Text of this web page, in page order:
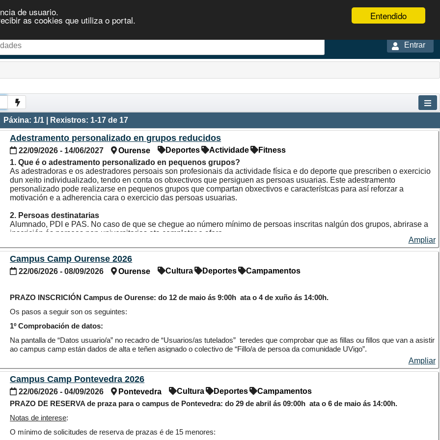
Entendido
de usuario.
as cookies que utiliza o portal.
Entrar
Páxina: 1/1 | Rexistros: 1-17 de 17
Adestramento personalizado en grupos reducidos
22/09/2026 - 14/06/2027 Ourense Deportes Actividade
Fitness
1. Que é o adestramento personalizado en pequenos grupos?
As adestradoras e os adestradores persoais son profesionais da actividade física e do deporte que prescriben o exercicio
dun xeito individualizado, tendo en conta os obxectivos que persiguen as persoas usuarias. Este adestramento
personalizado pode realizarse en pequenos grupos que compartan obxectivos e característcas para así reforzar a
motivación e a adherencia cara o exercicio das persoas usuarias.
2. Persoas destinatarias
Alumnado, PDI e PAS. No caso de que se chegue ao número mínimo de persoas inscritas nalgún dos grupos, abrirase a
inscrición ás persoas non universitarias ata completar o aforo.
3. Duración do programa
Dende o 16 de setembro ata o 27 de xuño, incluíndo dúas sesións semanais de exercicio físico en pequenos grupos con
monitor (cun máximo 5 persoas en cada franxa horaria) e unha terceira sesión a maiores os venres (CLASE DE GRUPO
TIPO CORE, GAP...)
4. Obxectivos principais
Crear hábitos saudables, mellorar a condición física xeral e adquirir coñecementos básicos para unha actividade física
segura e saudable.
5. Procedemento de inscrición
1 º Realizar a pre-inscrición nesta web. En canto se chegue ao número mínimo de persoas necesario para formar o grupo,
estas recibirán un correo electrónico para que confirmen a súa pre-insrición e fagan o pagamento nun prazo máximo de 48
2 º O pagamento poderá efectuarse en liña mediante tarxeta bancaria ou a través da folla de autoliquidación nunha
sucursal, caixeiro ou banca en liña dalgunha das entidades bancarias colaboradoras (Santander, ABANCA e CaixaBank).
3 º Unha vez alcanzado o número mínimo de persoas necesario para formar o grupo, abrirase o prazo de inscrición para
as persoas non universitarias.
Podes poñerte en contacto co persoal técnico da sala cardio-fitness para concertar unha sesión de proba.
Ampliar
Campus Camp Ourense 2026
22/06/2026 - 08/09/2026 Ourense Cultura Deportes Campamentos
PRAZO INSCRICIÓN Campus de Ourense: do 12 de maio ás 9:00h ata o 4 de xuño ás 14:00h.
Os pasos a seguir son os seguintes:
1º Comprobación de datos:
Na pantalla de “Datos usuario/a” no recadro de “Usuarios/as tutelados” teredes que comprobar que as fillas ou fillos que van a asistir
ao campus camp están dados de alta e teñen asignado o colectivo de “Fillo/a de persoa da comunidade UVigo”.
1.-No recadro de “Usuarios/as tutelados “ premer no botón “+Novo”, nesa nova pantalla cumprimentar os campos cos datos
do menor .
2.-Na parte dereita de “Documentación obrigatoria” haberá o arquivo colibro de familia escaneado en tódalas follas.
3.-Marcar o recadro de “acepto os termos e condicións de uso”
4.-Por último premer en “Rexistrar”
Ampliar
Campus Camp Pontevedra 2026
22/06/2026 - 04/09/2026 Pontevedra Cultura Deportes Campamentos
PRAZO DE RESERVA de praza para o campus de Pontevedra: do 29 de abril ás 09:00h ata o 6 de maio ás 14:00h.
Notas de interese:
O mínimo de solicitudes de reserva de prazas é de 15 menores: